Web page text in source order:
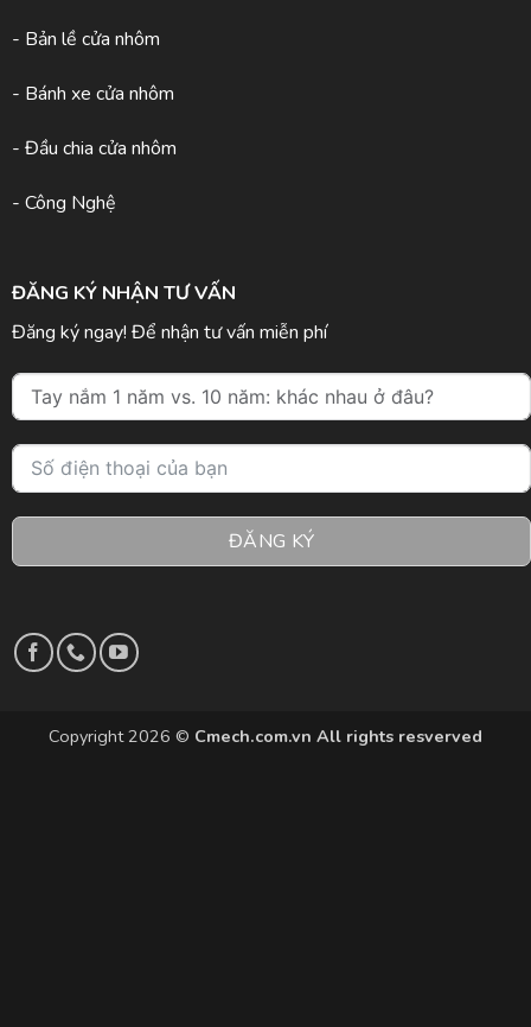
- Bản lề cửa nhôm
- Bánh xe cửa nhôm
- Đầu chia cửa nhôm
- Công Nghệ
ĐĂNG KÝ NHẬN TƯ VẤN
Đăng ký ngay! Để nhận tư vấn miễn phí
ĐĂNG KÝ
Copyright 2026 © Cmech.com.vn All rights resverved